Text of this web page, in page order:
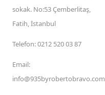
sokak. No:53 Çemberlitaş,
Fatih, İstanbul
Telefon:0212 520 03 87
Email:
info@935byrobertobravo.com